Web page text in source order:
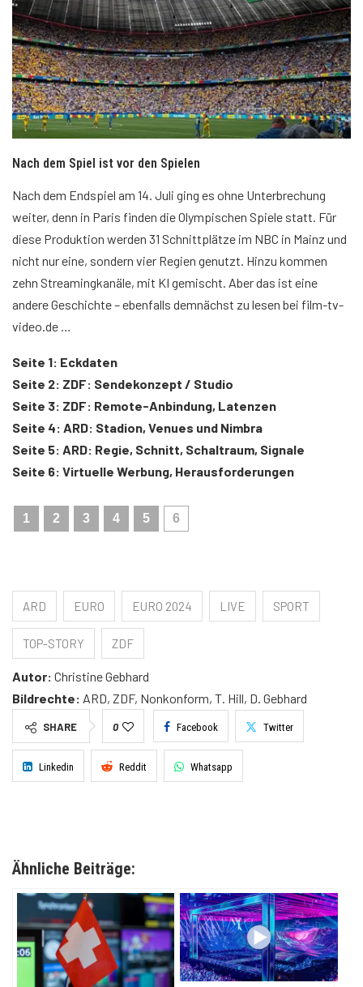
Nach dem Spiel ist vor den Spielen
Nach dem Endspiel am 14. Juli ging es ohne Unterbrechung
weiter, denn in Paris finden die Olympischen Spiele statt. Für
diese Produktion werden 31 Schnittplätze im NBC in Mainz und
nicht nur eine, sondern vier Regien genutzt. Hinzu kommen
zehn Streamingkanäle, mit KI gemischt. Aber das ist eine
andere Geschichte – ebenfalls demnächst zu lesen bei film-tv-
video.de …
Seite 1: Eckdaten
Seite 2: ZDF: Sendekonzept / Studio
Seite 3: ZDF: Remote-Anbindung, Latenzen
Seite 4: ARD: Stadion, Venues und Nimbra
Seite 5: ARD: Regie, Schnitt, Schaltraum, Signale
Seite 6: Virtuelle Werbung, Herausforderungen
1 2 3 4 5 6
ARD EURO EURO 2024 LIVE SPORT
TOP-STORY ZDF
Autor: Christine Gebhard
Bildrechte: ARD, ZDF, Nonkonform, T. Hill, D. Gebhard
SHARE 0 Facebook Twitter
Linkedin Reddit Whatsapp
Ähnliche Beiträge: